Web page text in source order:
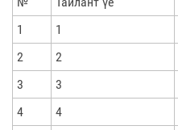
1
1
2
2
3
3
4
4